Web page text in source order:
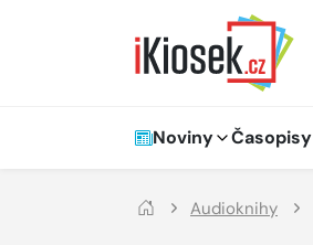
Hlavní navigace
Noviny Časopisy
Audioknihy